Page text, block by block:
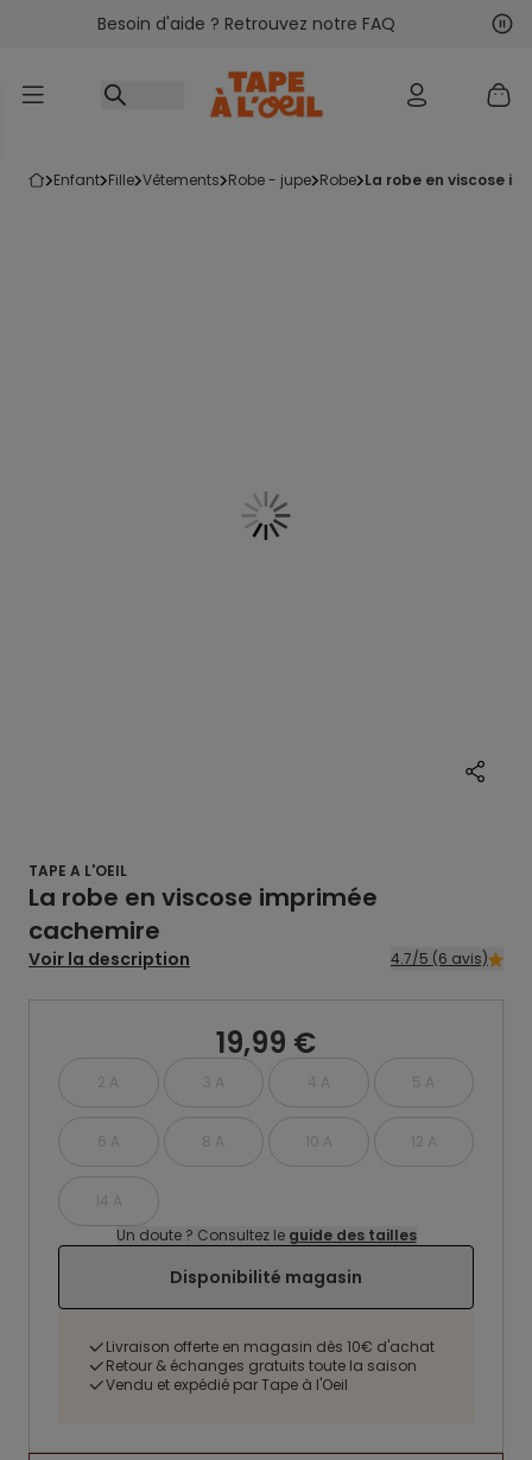
Accéder au contenu
Besoin d'aide ? Retrouvez notre FAQ
enfant fille vêtements robe - jupe robe la robe en viscose
TAPE A L'OEIL
La robe en viscose imprimée
cachemire
Voir la description 4.7/5 (6 avis)
19,99 €
2 A 3 A 4 A 5 A
6 A 8 A 10 A 12 A
14 A
Un doute ? Consultez le guide des tailles
Disponibilité magasin
Livraison offerte en magasin dès 10€ d'achat
Retour & échanges gratuits toute la saison
Vendu et expédié par Tape à l'Oeil